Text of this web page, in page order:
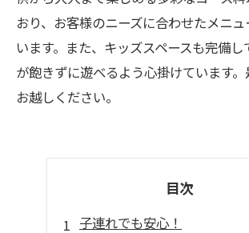
おり、お客様のニーズに合わせたメニ
います。また、キッズスペースも完備
が飽きずに遊べるよう心掛けています
お越しください。
目次
子連れでも安心！